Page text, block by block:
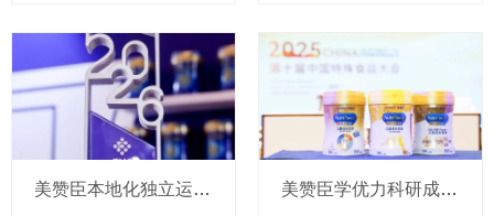
美赞臣本地化独立运营五年成果：加码乳脂球膜等前沿科学实证，转向“婴幼儿+儿童成人”双轮驱动战略 美赞臣学优力科研成果登上国际期刊，推出新春联名礼盒发力中老年市场